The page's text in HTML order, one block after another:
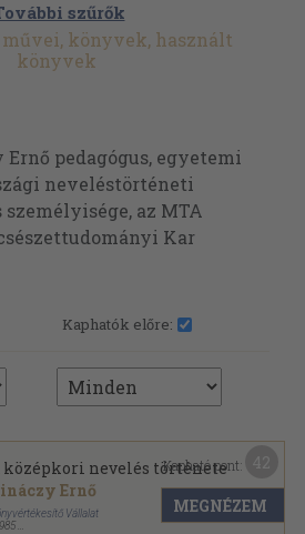
szűrők
könyvek, használt
könyvek
pedagógus, egyetemi
neveléstörténeti
az MTA
Kar
Kaphatók előre:
középkori nevelés története
Ernő
Vállalat
Kapható pont:
MEGNÉZEM